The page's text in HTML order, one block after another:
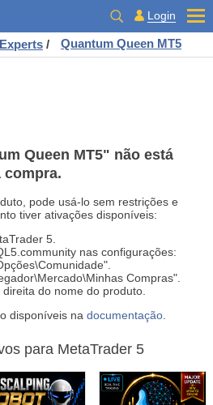
Login
Experts / Quantum Queen MT5
Queen MT5" não está
compra.
pode usá-lo sem restrições e
tiver ativações disponíveis:
5.
nas configurações:
Compras".
do nome do produto.
disponíveis na documentação
para MetaTrader 5